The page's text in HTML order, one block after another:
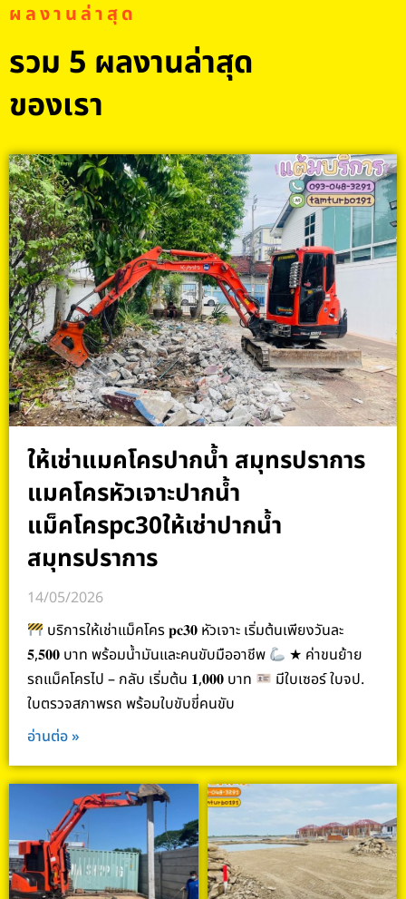
ผลงานล่าสุด
รวม 5 ผลงานล่าสุด
ของเรา
ให้เช่าแมคโครปากน้ำ สมุทรปราการ
แมคโครหัวเจาะปากน้ำ
แม็คโครpc30ให้เช่าปากน้ำ
สมุทรปราการ
14/05/2026
บริการให้เช่าแม็คโคร 𝐩𝐜𝟑𝟎 หัวเจาะ เริ่มต้นเพียงวันละ
𝟓,𝟓𝟎𝟎 บาท พร้อมน้ำมันและคนขับมืออาชีพ
★ ค่าขนย้าย
รถแม็คโครไป – กลับ เริ่มต้น 𝟏,𝟎𝟎𝟎 บาท
มีใบเซอร์ ใบจป.
ใบตรวจสภาพรถ พร้อมใบขับขี่คนขับ
อ่านต่อ »